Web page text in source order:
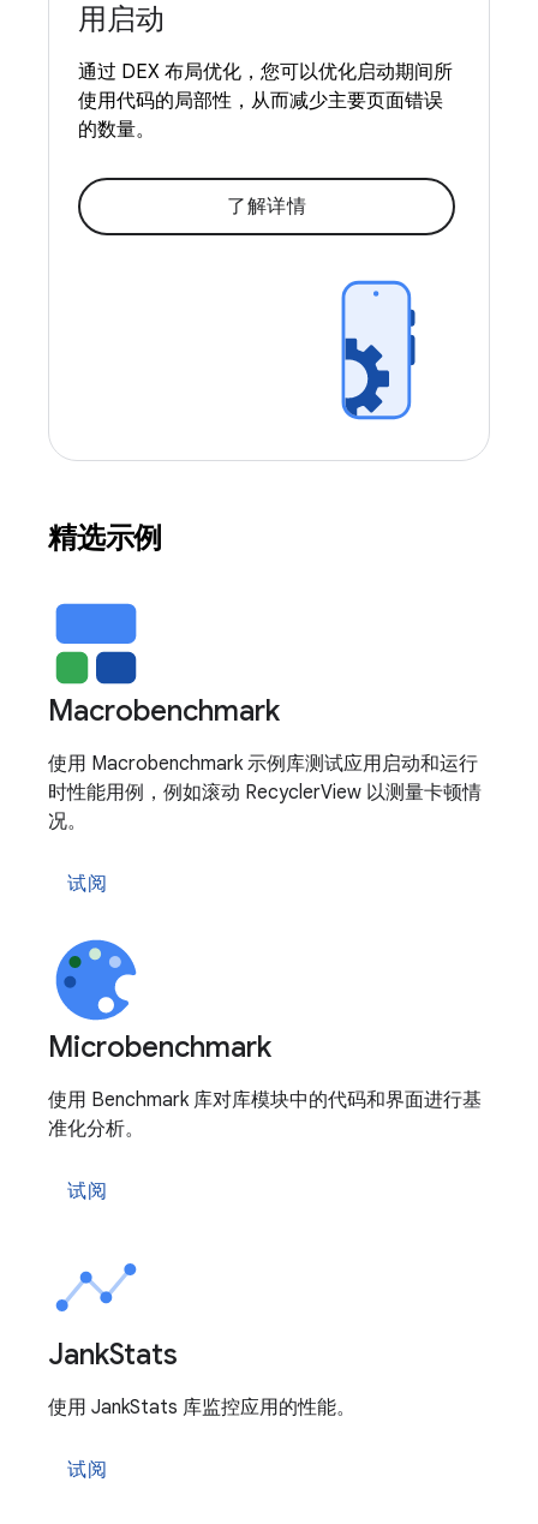
用启动
通过 DEX 布局优化，您可以优化启动期间所
使用代码的局部性，从而减少主要页面错误
的数量。
了解详情
精选示例
Macrobenchmark
使用 Macrobenchmark 示例库测试应用启动和运行
时性能用例，例如滚动 RecyclerView 以测量卡顿情
况。
试阅
Microbenchmark
使用 Benchmark 库对库模块中的代码和界面进行基
准化分析。
试阅
JankStats
使用 JankStats 库监控应用的性能。
试阅